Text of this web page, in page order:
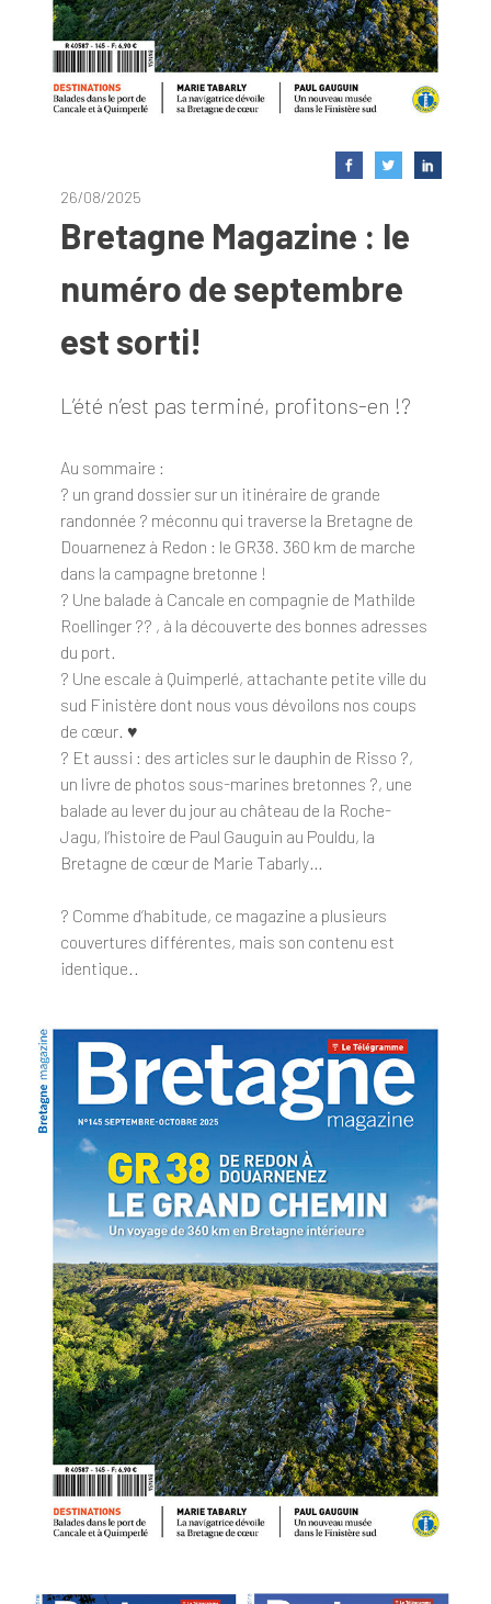
26/08/2025
Bretagne Magazine : le
numéro de septembre
est sorti!
L’été n’est pas terminé, profitons-en !?
Au sommaire :
? un grand dossier sur un itinéraire de grande
randonnée ? méconnu qui traverse la Bretagne de
Douarnenez à Redon : le GR38. 360 km de marche
dans la campagne bretonne !
? Une balade à Cancale en compagnie de Mathilde
Roellinger ?‍? , à la découverte des bonnes adresses
du port.
? Une escale à Quimperlé, attachante petite ville du
sud Finistère dont nous vous dévoilons nos coups
de cœur. ♥️
? Et aussi : des articles sur le dauphin de Risso ?,
un livre de photos sous-marines bretonnes ?, une
balade au lever du jour au château de la Roche-
Jagu, l’histoire de Paul Gauguin au Pouldu, la
Bretagne de cœur de Marie Tabarly…
? Comme d’habitude, ce magazine a plusieurs
couvertures différentes, mais son contenu est
identique..